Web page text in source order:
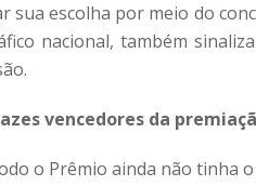
sua escolha por meio do
nacional, também
vencedores da
o Prêmio ainda não tinha